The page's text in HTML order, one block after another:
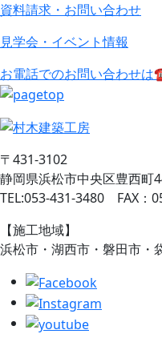
資料請求・お問い合わせ
見学会・イベント情報
お電話でのお問い合わせは
〒431-3102
静岡県浜松市中央区豊西町
TEL:053-431-3480 FAX：
【施工地域】
浜松市・湖西市・磐田市・